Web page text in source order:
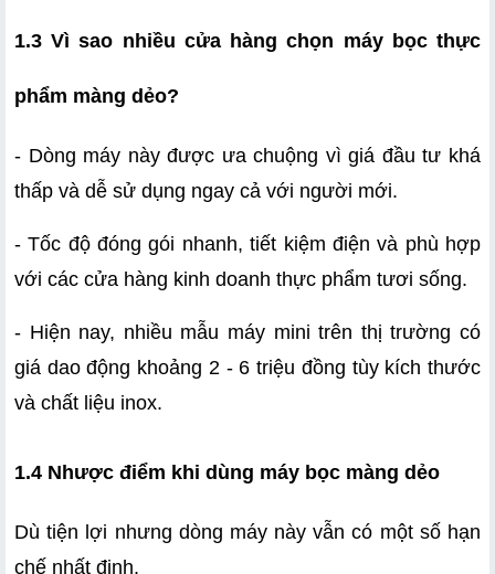
1.3 Vì sao nhiều cửa hàng chọn máy bọc thực
phẩm màng dẻo?
- Dòng máy này được ưa chuộng vì giá đầu tư khá
thấp và dễ sử dụng ngay cả với người mới.
- Tốc độ đóng gói nhanh, tiết kiệm điện và phù hợp
với các cửa hàng kinh doanh thực phẩm tươi sống.
- Hiện nay, nhiều mẫu máy mini trên thị trường có
giá dao động khoảng 2 - 6 triệu đồng tùy kích thước
và chất liệu inox.
1.4 Nhược điểm khi dùng máy bọc màng dẻo
Dù tiện lợi nhưng dòng máy này vẫn có một số hạn
chế nhất định.